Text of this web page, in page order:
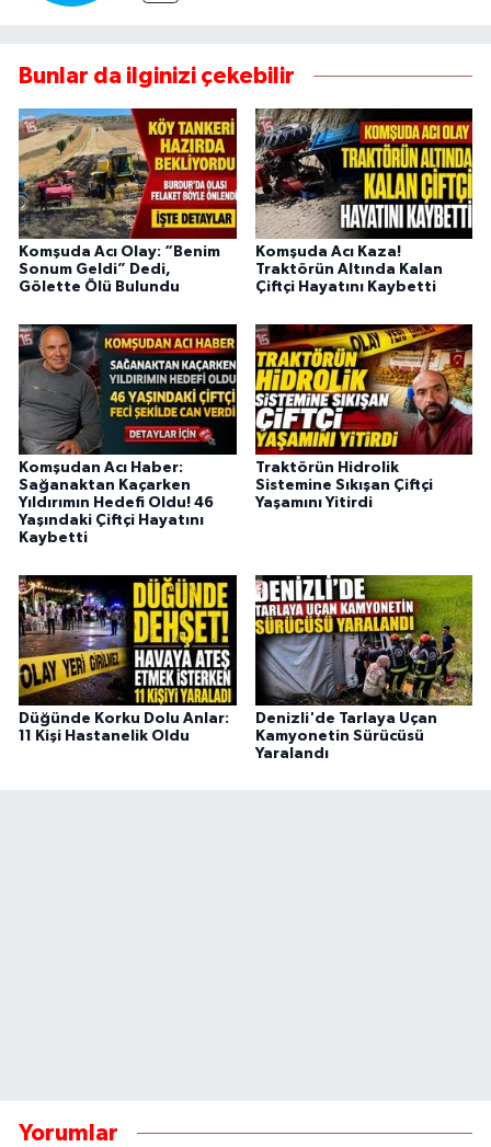
Bunlar da ilginizi çekebilir
Komşuda Acı Olay: “Benim
Sonum Geldi” Dedi,
Gölette Ölü Bulundu
Komşuda Acı Kaza!
Traktörün Altında Kalan
Çiftçi Hayatını Kaybetti
Komşudan Acı Haber:
Sağanaktan Kaçarken
Yıldırımın Hedefi Oldu! 46
Yaşındaki Çiftçi Hayatını
Kaybetti
Traktörün Hidrolik
Sistemine Sıkışan Çiftçi
Yaşamını Yitirdi
Düğünde Korku Dolu Anlar:
11 Kişi Hastanelik Oldu
Denizli'de Tarlaya Uçan
Kamyonetin Sürücüsü
Yaralandı
Yorumlar